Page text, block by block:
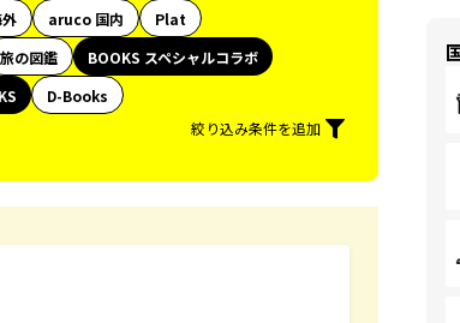
aruco 国内
Plat
旅の図鑑
BOOKS スペシャルコラボ
D-Books
絞り込み条件を追加